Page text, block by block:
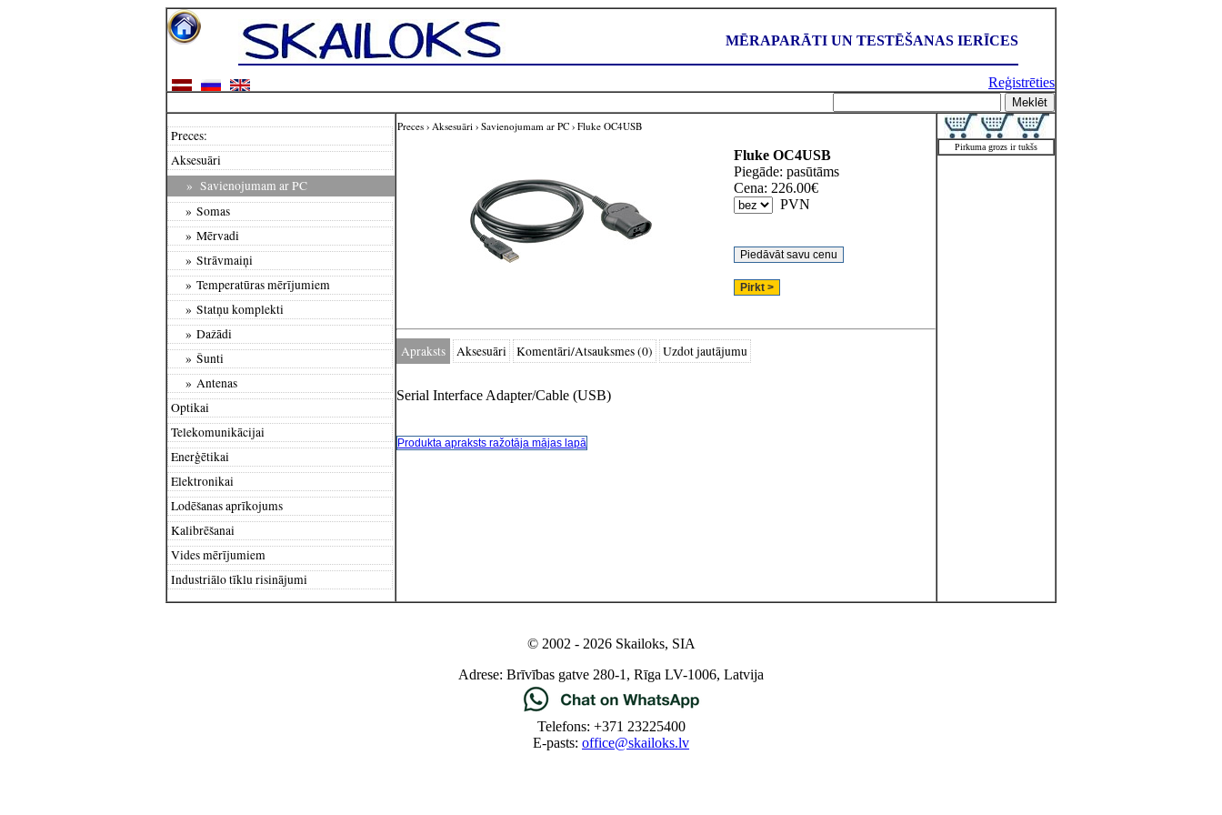
MĒRAPARĀTI UN TESTĒŠANAS IERĪCES
Reģistrēties
Preces:
Aksesuāri
» Savienojumam ar PC
» Somas
» Mērvadi
» Strāvmaiņi
» Temperatūras mērījumiem
» Statņu komplekti
» Dažādi
» Šunti
» Antenas
Optikai
Telekomunikācijai
Enerģētikai
Elektronikai
Lodēšanas aprīkojums
Kalibrēšanai
Vides mērījumiem
Industriālo tīklu risinājumi
Preces › Aksesuāri › Savienojumam ar PC › Fluke OC4USB
Fluke OC4USB
Piegāde: pasūtāms
Cena: 226.00€
PVN
Apraksts Aksesuāri Komentāri/Atsauksmes (0) Uzdot jautājumu
Serial Interface Adapter/Cable (USB)
Produkta apraksts ražotāja mājas lapā
Pirkuma grozs ir tukšs
© 2002 - 2026 Skailoks, SIA
Adrese: Brīvības gatve 280-1, Rīga LV-1006, Latvija
Telefons: +371 23225400
E-pasts: office@skailoks.lv